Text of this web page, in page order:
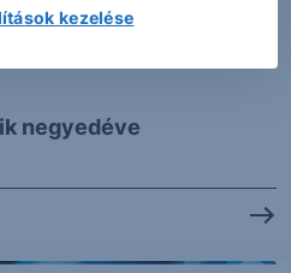
negyedéve
kezelése